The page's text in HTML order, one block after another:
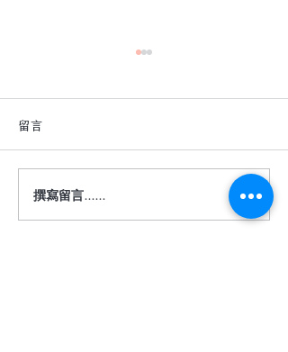
深色地板真的很難駕馭
嗎？
留言
撰寫留言......